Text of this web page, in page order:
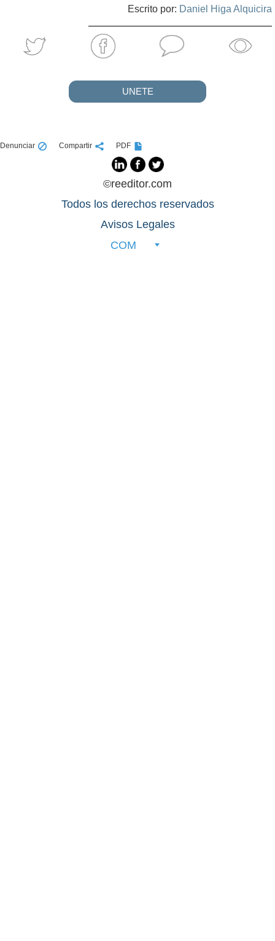
Escrito por: Daniel Higa Alquicira
UNETE
Denunciar Compartir PDF
©reeditor.com
Todos los derechos reservados
Avisos Legales